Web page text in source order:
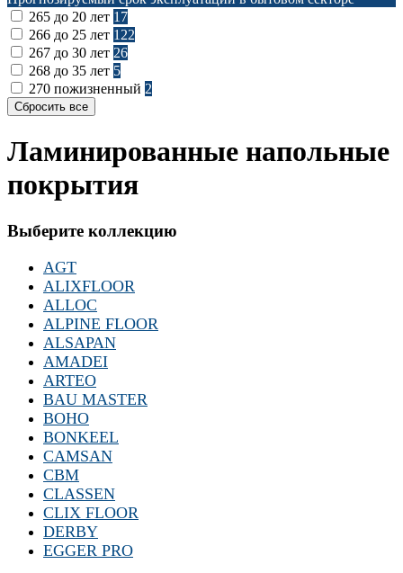
265 до 20 лет 17
266 до 25 лет 122
267 до 30 лет 26
268 до 35 лет 5
270 пожизненный 2
Ламинированные напольные
покрытия
Выберите коллекцию
AGT
ALIXFLOOR
ALLOC
ALPINE FLOOR
ALSAPAN
AMADEI
ARTEO
BAU MASTER
BOHO
BONKEEL
CAMSAN
CBM
CLASSEN
CLIX FLOOR
DERBY
EGGER PRO